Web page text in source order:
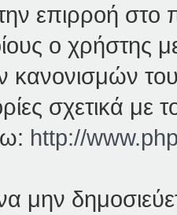
επιρροή στο
ο χρήστης
σχετικά με
http://
μην